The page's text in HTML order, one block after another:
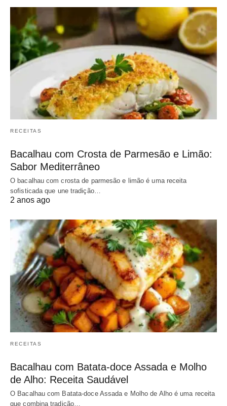
RECEITAS
Bacalhau com Crosta de Parmesão e Limão:
Sabor Mediterrâneo
O bacalhau com crosta de parmesão e limão é uma receita
sofisticada que une tradição…
2 anos ago
RECEITAS
Bacalhau com Batata-doce Assada e Molho
de Alho: Receita Saudável
O Bacalhau com Batata-doce Assada e Molho de Alho é uma receita
que combina tradição…